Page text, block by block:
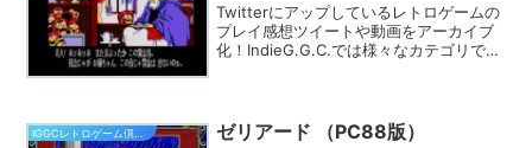
Twitterにアップしているレトロゲームの
プレイ感想ツイートや動画をアーカイブ
化！IndieG.G.C.では様々なカテゴリでプ
ゼリアード （PC88版）